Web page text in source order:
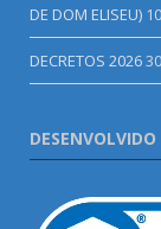
DE DOM ELISEU)
DECRETOS 2026